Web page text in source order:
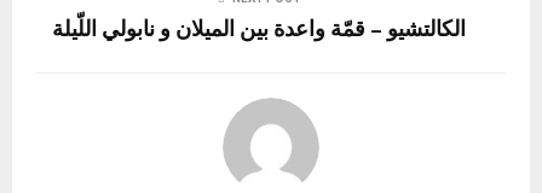
الكالتشيو – قمّة واعدة بين الميلان و نابولي اللّيلة